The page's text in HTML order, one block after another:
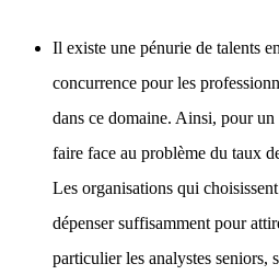
Il existe une pénurie de talents
concurrence pour les
dans ce domaine. Ainsi, pour
faire face au problème du taux
Les organisations qui
dépenser suffisamment pour
particulier les analystes seniors,